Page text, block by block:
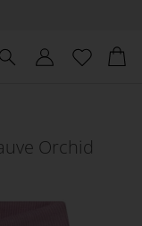
Orchid